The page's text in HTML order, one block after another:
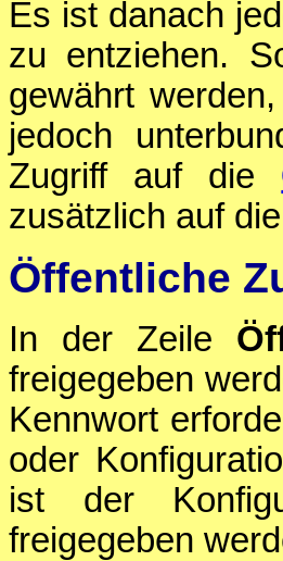
Es ist danach
zu entziehen.
gewährt
jedoch
Zugriff auf die
zusätzlich auf
Öffentliche
In der Zeile
freigegeben
Kennwort
oder
ist der
freigegeben